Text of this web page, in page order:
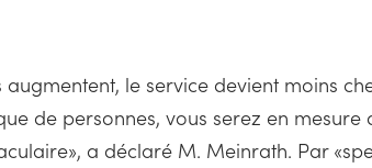
le service devient moins
de personnes, vous serez en
a déclaré M. Meinrath. Par